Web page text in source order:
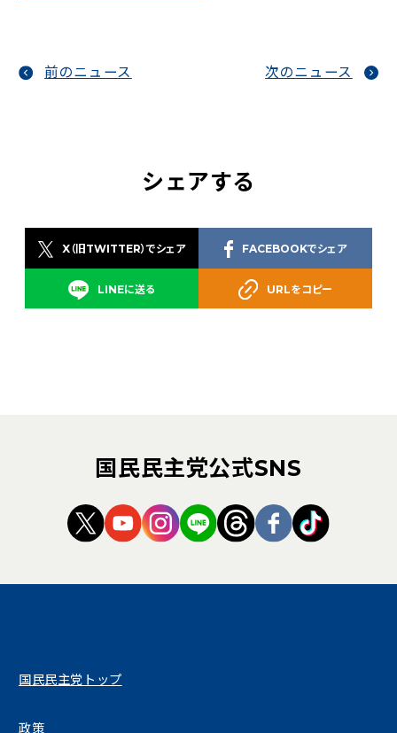
前のニュース 次のニュース
シェアする
X（旧TWITTER）でシェア
LINEに送る
FACEBOOKでシェア
URLをコピー
国民民主党公式SNS
（新しいタブで開く）
（新しいタブで開く）
（新しいタブで開く）
（新しいタブで開く）
（新しいタブで開
（新しいタブ
（新しい
国民民主党トップ
政策